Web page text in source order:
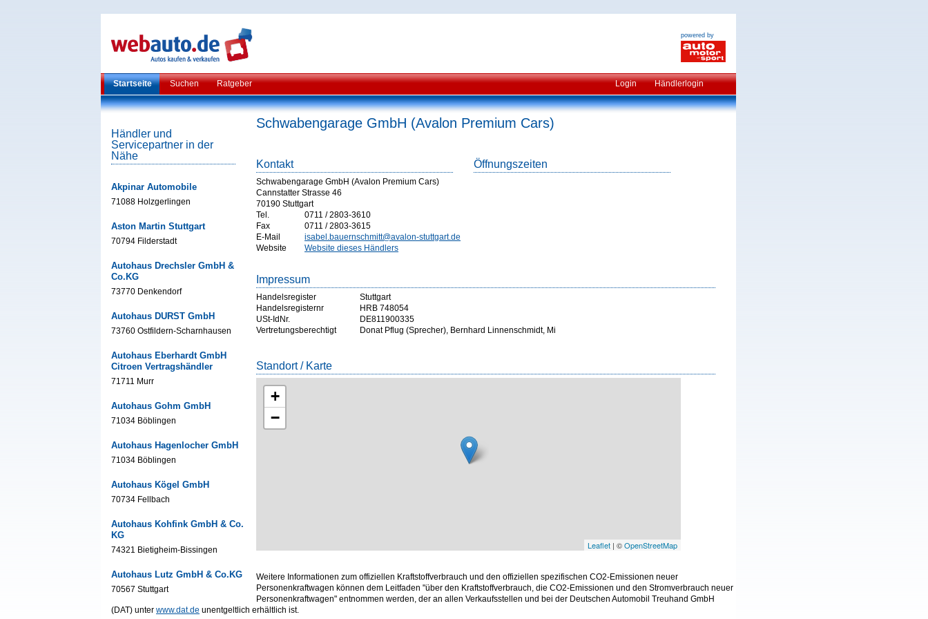
powered by
Startseite Suchen Ratgeber Login Händlerlogin
Händler und
Servicepartner in der
Nähe
Akpinar Automobile
71088 Holzgerlingen
Aston Martin Stuttgart
70794 Filderstadt
Autohaus Drechsler GmbH &
Co.KG
73770 Denkendorf
Autohaus DURST GmbH
73760 Ostfildern-Scharnhausen
Autohaus Eberhardt GmbH
Citroen Vertragshändler
71711 Murr
Autohaus Gohm GmbH
71034 Böblingen
Autohaus Hagenlocher GmbH
71034 Böblingen
Autohaus Kögel GmbH
70734 Fellbach
Autohaus Kohfink GmbH & Co.
KG
74321 Bietigheim-Bissingen
Autohaus Lutz GmbH & Co.KG
70567 Stuttgart
Schwabengarage GmbH (Avalon Premium Cars)
Kontakt
Schwabengarage GmbH (Avalon Premium Cars)
Cannstatter Strasse 46
70190 Stuttgart
Tel.
0711 / 2803-3610
Fax
0711 / 2803-3615
E-Mail
isabel.bauernschmitt@avalon-stuttgart.de
Website
Website dieses Händlers
Öffnungszeiten
Impressum
Handelsregister
Stuttgart
Handelsregisternr
HRB 748054
USt-IdNr.
DE811900335
Vertretungsberechtigt
Donat Pflug (Sprecher), Bernhard Linnenschmidt, Mi
Standort / Karte
+
−
Leaflet | ©OpenStreetMap
Weitere Informationen zum offiziellen Kraftstoffverbrauch und den offiziellen spezifischen CO2-Emissionen neuer
Personenkraftwagen können dem Leitfaden "über den Kraftstoffverbrauch, die CO2-Emissionen und den Stromverbrauch neuer
Personenkraftwagen" entnommen werden, der an allen Verkaufsstellen und bei der Deutschen Automobil Treuhand GmbH
(DAT) unter www.dat.de unentgeltlich erhältlich ist.